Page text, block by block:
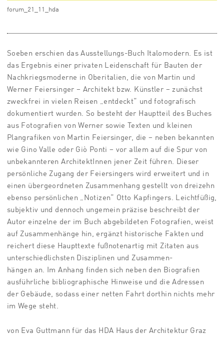
forum_21_11_hda
Soeben erschien das Ausstellungs-Buch Italomodern. Es ist
das Ergebnis einer privaten Leidenschaft für Bauten der
Nachkriegsmoderne in Oberitalien, die von Martin und
Werner Feiersinger – Architekt bzw. Künstler – zunächst
zweckfrei in vielen Reisen „entdeckt“ und fotografisch
dokumentiert wurden. So besteht der Hauptteil des Buches
aus Fotografien von Werner sowie Texten und kleinen
Plangrafiken von Martin Feiersinger, die – neben bekannten
wie Gino Valle oder Giò Ponti – vor allem auf die Spur von
unbekannteren ArchitektInnen jener Zeit führen. Dieser
persönliche Zugang der Feiersingers wird erweitert und in
einen übergeordneten Zusammenhang gestellt von dreizehn
ebenso persönlichen „Notizen“ Otto Kapfingers. Leichtfüßig,
subjektiv und dennoch ungemein präzise beschreibt der
Autor einzelne der im Buch abgebildeten Fotografien, weist
auf Zusammenhänge hin, ergänzt historische Fakten und
reichert diese Haupttexte fußnotenartig mit Zitaten aus
unterschiedlichsten Disziplinen und Zusammen-
hängen an. Im Anhang finden sich neben den Biografien
ausführliche bibliographische Hinweise und die Adressen
der Gebäude, sodass einer netten Fahrt dorthin nichts mehr
im Wege steht.
von Eva Guttmann für das HDA Haus der Architektur Graz